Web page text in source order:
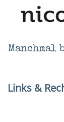
Manchmal
Links &